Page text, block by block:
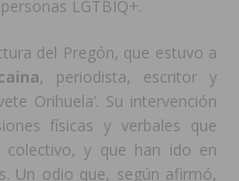
LGTBIQ+.
del Pregón, que estuvo a
, periodista, escritor y
Orihuela’. Su intervención
físicas y verbales que
colectivo, y que han ido en
Un odio que, según afirmó,